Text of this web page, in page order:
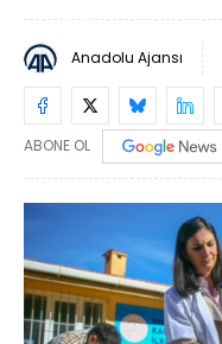
Anadolu Ajansı
ABONE OL